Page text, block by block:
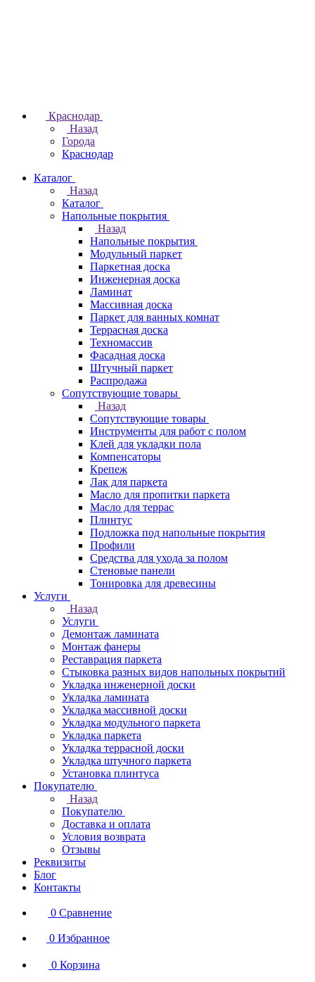
Краснодар
Назад
Города
Краснодар
Каталог
Назад
Каталог
Напольные покрытия
Назад
Напольные покрытия
Модульный паркет
Паркетная доска
Инженерная доска
Ламинат
Массивная доска
Паркет для ванных комнат
Террасная доска
Техномассив
Фасадная доска
Штучный паркет
Распродажа
Сопутствующие товары
Назад
Сопутствующие товары
Инструменты для работ с полом
Клей для укладки пола
Компенсаторы
Крепеж
Лак для паркета
Масло для пропитки паркета
Масло для террас
Плинтус
Подложка под напольные покрытия
Профили
Средства для ухода за полом
Стеновые панели
Тонировка для древесины
Услуги
Назад
Услуги
Демонтаж ламината
Монтаж фанеры
Реставрация паркета
Стыковка разных видов напольных покрытий
Укладка инженерной доски
Укладка ламината
Укладка массивной доски
Укладка модульного паркета
Укладка паркета
Укладка террасной доски
Укладка штучного паркета
Установка плинтуса
Покупателю
Назад
Покупателю
Доставка и оплата
Условия возврата
Отзывы
Реквизиты
Блог
Контакты
0 Сравнение
0 Избранное
0 Корзина